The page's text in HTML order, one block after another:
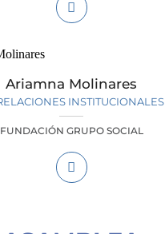
Ariamna Molinares
INSTITUCIONALES
FUNDACIÓN GRUPO SOCIAL